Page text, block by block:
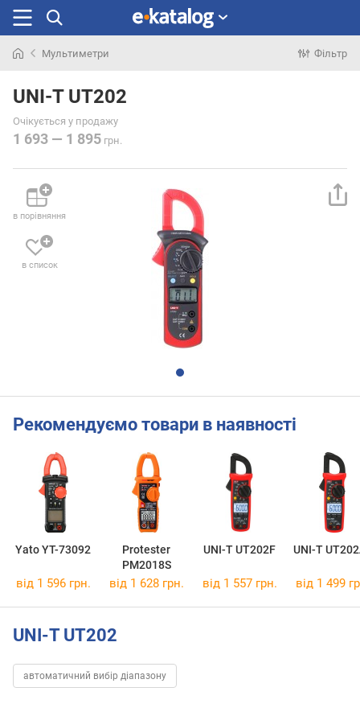
раніше
Мультиметри Фільтр
UNI-T UT202
Очікується у продажу
1 693 — 1 895 грн.
в порівняння
в список
Рекомендуємо товари в наявності
Yato YT-73092
Protester
PM2018S
UNI-T UT202F UNI-T
від 1 596 грн. від 1 628 грн. від 1 557 грн. від 1 499
UNI-T UT202
автоматичний вибір діапазону